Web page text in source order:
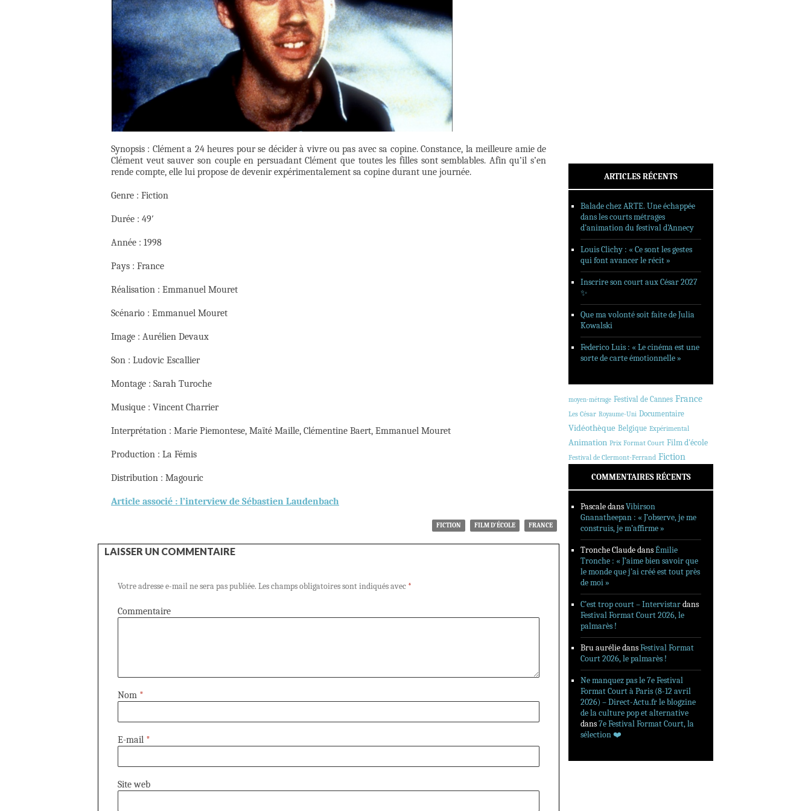
Synopsis : Clément a 24 heures pour se décider à vivre ou pas avec sa copine. Constance, la meilleure amie de
Clément veut sauver son couple en persuadant Clément que toutes les filles sont semblables. Afin qu’il s’en
rende compte, elle lui propose de devenir expérimentalement sa copine durant une journée.
Genre : Fiction
Durée : 49′
Année : 1998
Pays : France
Réalisation : Emmanuel Mouret
Scénario : Emmanuel Mouret
Image : Aurélien Devaux
Son : Ludovic Escallier
Montage : Sarah Turoche
Musique : Vincent Charrier
Interprétation : Marie Piemontese, Maïté Maille, Clémentine Baert, Emmanuel Mouret
Production : La Fémis
Distribution : Magouric
Article associé : l’interview de Sébastien Laudenbach
FICTION FILM D'ÉCOLE FRANCE
LAISSER UN COMMENTAIRE
Votre adresse e-mail ne sera pas publiée. Les champs obligatoires sont indiqués avec *
Commentaire
Nom *
E-mail *
Site web
ARTICLES RÉCENTS
Balade chez ARTE. Une échappée
dans les courts métrages
d’animation du festival d’Annecy
Louis Clichy : « Ce sont les gestes
qui font avancer le récit »
Inscrire son court aux César 2027
✨
Que ma volonté soit faite de Julia
Kowalski
Federico Luis : « Le cinéma est une
sorte de carte émotionnelle »
moyen-métrage Festival de Cannes France
Les César Royaume-Uni Documentaire
Vidéothèque Belgique Expérimental
Animation Prix Format Court Film d'école
Festival de Clermont-Ferrand Fiction
COMMENTAIRES RÉCENTS
PascaledansVibirson
Gnanatheepan : « J’observe, je me
construis, je m’affirme »
Tronche ClaudedansÉmilie
Tronche : « J’aime bien savoir que
le monde que j’ai créé est tout près
de moi »
C’est trop court – Intervistardans
Festival Format Court 2026, le
palmarès !
Bru auréliedansFestival Format
Court 2026, le palmarès !
Ne manquez pas le 7e Festival
Format Court à Paris (8-12 avril
2026) – Direct-Actu.fr le blogzine
de la culture pop et alternative
dans7e Festival Format Court, la
sélection ❤️‍